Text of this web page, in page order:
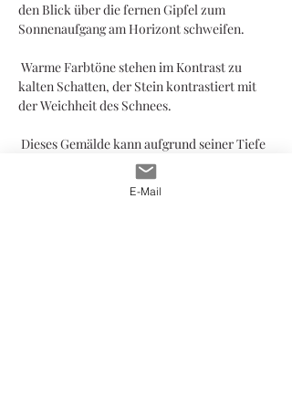
den Blick über die fernen Gipfel zum
Sonnenaufgang am Horizont schweifen.
Warme Farbtöne stehen im Kontrast zu
kalten Schatten, der Stein kontrastiert mit
der Weichheit des Schnees.
Dieses Gemälde kann aufgrund seiner Tiefe
ohne Rahmen an die Wand gehängt oder
überall im Raum aufgestellt werden.
E-Mail